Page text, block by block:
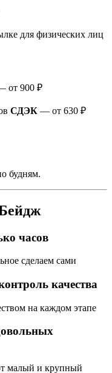
для физических лиц
от 900 ₽
СДЭК — от 630 ₽
будням.
часов
сделаем сами
качества
на каждом этапе
малый и крупный